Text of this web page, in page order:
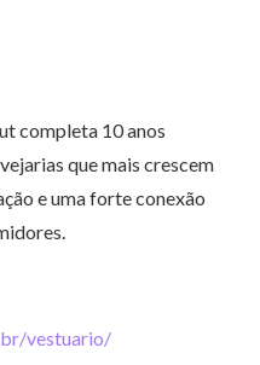
completa 10 anos
que mais crescem
e uma forte conexão
vestuario/